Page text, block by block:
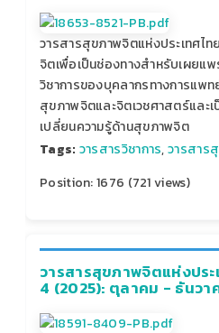
วารสารสุขภาพจิตแห่งประเทศไ
จิตเพื่อเป็นช่องทางสำหรับเผยแ
วิชาการของบุคลากรทางการแพ
สุขภาพจิตและจิตเวชศาสตร์และ
เปลี่ยนความรู้ด้านสุขภาพจิต
Tags: วารสารวิชาการ,วารสาร
Position:1676 (721views)
วารสารสุขภาพจิตแห่งปร
4 (2025): ตุลาคม - ธันวา